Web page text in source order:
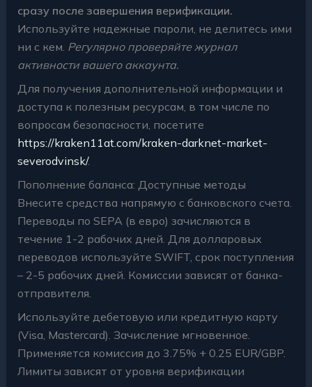
сразу после завершения верификации.
Используйте надежные пароли, не делитесь ими
ни с кем. Регулярно проверяйте журнал
активности вашего аккаунта.
Для получения дополнительной информации и
доступа к полезным ресурсам, в том числе по
вопросам безопасности, посетите
https://kraken11at.com/kraken-darknet-market-
severodvinsk/.
Пополнение баланса: Доступные методы
Внесите средства напрямую с банковского счета.
Переводы по SEPA (в евро) зачисляются в
течение 1-2 рабочих дней. Для долларовых
переводов используйте SWIFT, срок поступления
– 2-5 рабочих дней. Комиссии зависят от банка-
отправителя.
Используйте дебетовую или кредитную карту
(Visa, Mastercard). Зачисление мгновенное.
Применяется комиссия до 3.75% + 0.25 EUR/GBP.
Лимиты зависят от уровня верификации